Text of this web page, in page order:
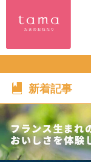
新着記事